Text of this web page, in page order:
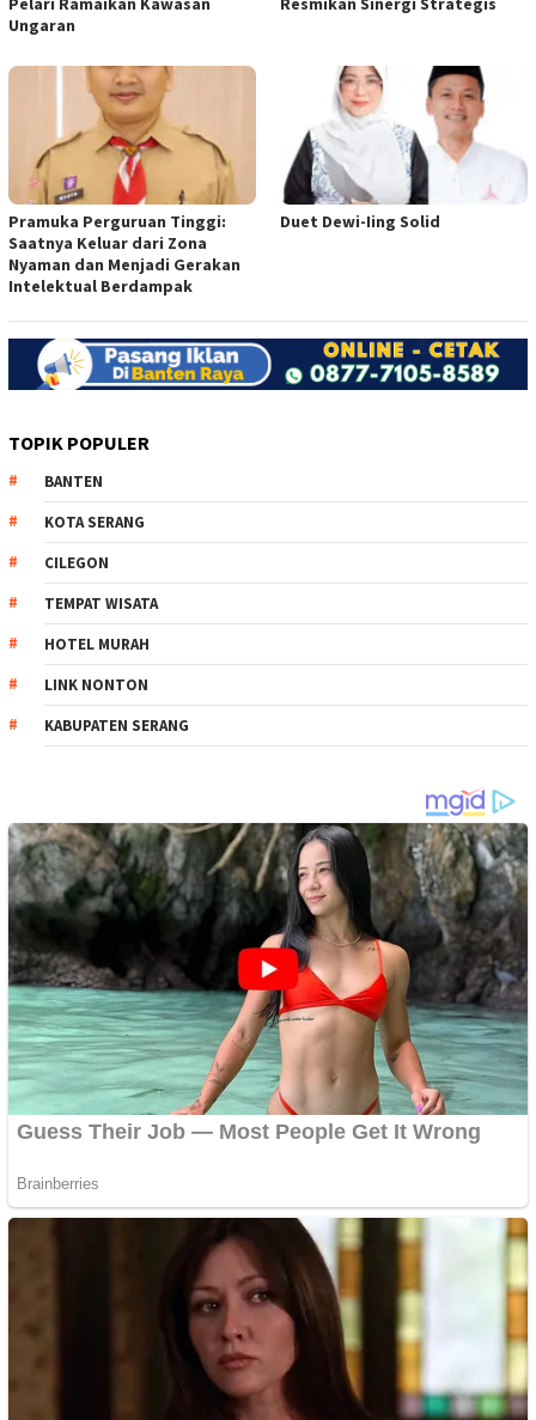
Ungaran
Pramuka Perguruan Tinggi:
Saatnya Keluar dari Zona
Nyaman dan Menjadi Gerakan
Intelektual Berdampak
Duet Dewi-Iing Solid
TOPIK POPULER
BANTEN
KOTA SERANG
CILEGON
TEMPAT WISATA
HOTEL MURAH
LINK NONTON
KABUPATEN SERANG